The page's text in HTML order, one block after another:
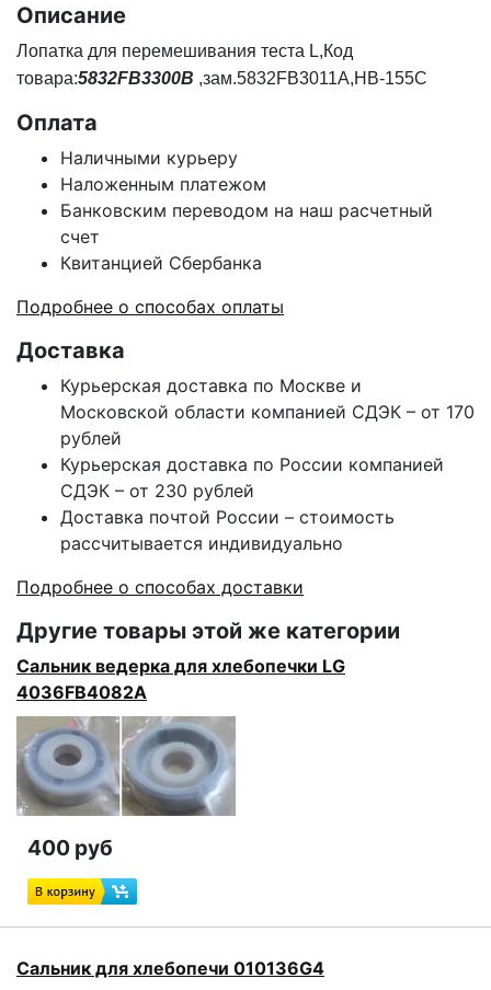
Описание
Лопатка для перемешивания теста L,Код
товара:5832FB3300B ,зам.5832FB3011A,HB-155C
Оплата
Наличными курьеру
Наложенным платежом
Банковским переводом на наш расчетный
счет
Квитанцией Сбербанка
Подробнее о способах оплаты
Доставка
Курьерская доставка по Москве и
Московской области компанией СДЭК – от 170
рублей
Курьерская доставка по России компанией
СДЭК – от 230 рублей
Доставка почтой России – стоимость
рассчитывается индивидуально
Подробнее о способах доставки
Другие товары этой же категории
Сальник ведерка для хлебопечки LG
4036FB4082A
400 руб
Сальник для хлебопечи 010136G4